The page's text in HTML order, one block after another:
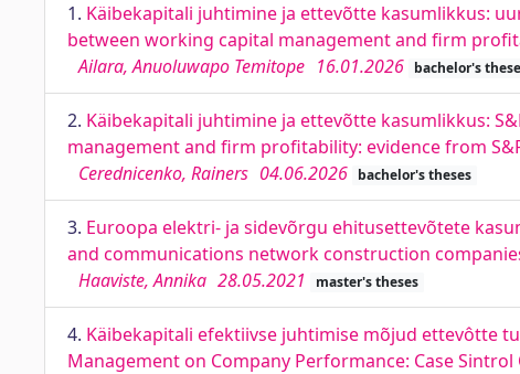
1. Käibekapitali juhtimine ja ettevõtte kasumlikkus:
between working capital management and firm
Ailara, Anuoluwapo Temitope 16.01.2026 bachelor's
2. Käibekapitali juhtimine ja ettevõtte kasumlikkus:
management and firm profitability: evidence from
Cerednicenko, Rainers 04.06.2026 bachelor's theses
3. Euroopa elektri- ja sidevõrgu ehitusettevõtete
and communications network construction
Haaviste, Annika 28.05.2021 master's theses
4. Käibekapitali efektiivse juhtimise mõjud ettevôtte
Management on Company Performance: Case Sintrol